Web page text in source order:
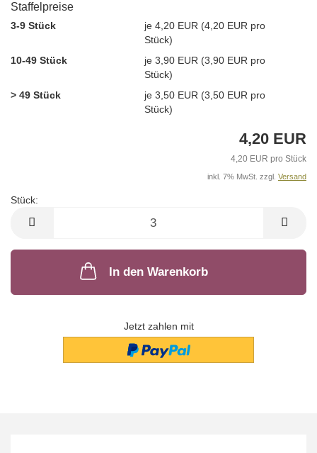
Staffelpreise
3-9 Stück
je 4,20 EUR (4,20 EUR pro
Stück)
10-49 Stück
je 3,90 EUR (3,90 EUR pro
Stück)
> 49 Stück
je 3,50 EUR (3,50 EUR pro
Stück)
4,20 EUR
4,20 EUR pro Stück
inkl. 7% MwSt. zzgl. Versand
Stück:
In den Warenkorb
Jetzt zahlen mit